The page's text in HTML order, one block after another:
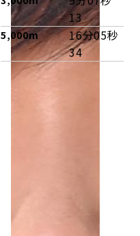
13
5,000m
16分05秒
34